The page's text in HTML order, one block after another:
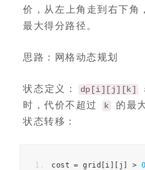
价，从左上角走到右下角
最大得分路径。
思路：网格动态规划
状态定义： dp[i][j][k]
时，代价不超过
k
的最
状态转移：
cost = grid i j > 0